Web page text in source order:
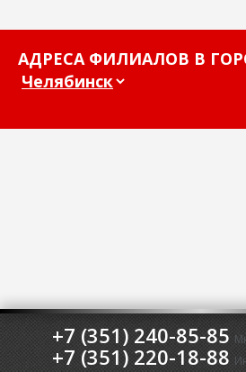
АДРЕСА ФИЛИАЛОВ В
+7 (351) 240-85-85
+7 (351) 220-18-88